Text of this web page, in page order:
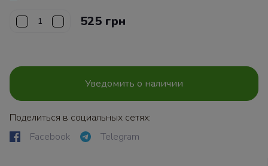
525 грн
Уведомить о наличии
Поделиться в социальных сетях:
Facebook
Telegram